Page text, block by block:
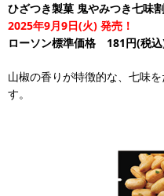
ひざつき製菓 鬼やみつき七味
2025年9月9日(火) 発売！
ローソン標準価格 181円(税
山椒の香りが特徴的な、七味
す。